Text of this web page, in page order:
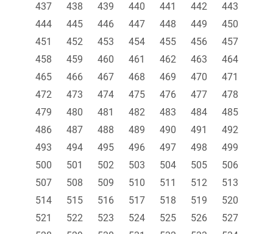
437
438 439 440 441 442
443
444
445 446 447 448 449
450
451
452 453 454 455 456
457
458
459 460 461 462 463
464
465
466 467 468 469 470
471
472
473 474 475 476 477
478
479
480 481 482 483 484
485
486
487 488 489 490 491
492
493
494 495 496 497 498
499
500
501 502 503 504 505
506
507
508 509 510 511 512
513
514
515 516 517 518 519
520
521
522 523 524 525 526
527